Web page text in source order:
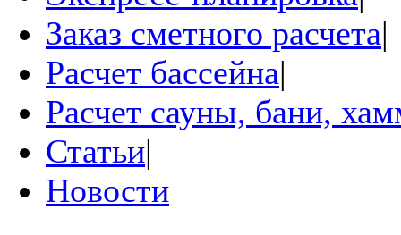
Заказ сметного расчета|
Расчет бассейна|
Расчет сауны, бани,
Статьи|
Новости